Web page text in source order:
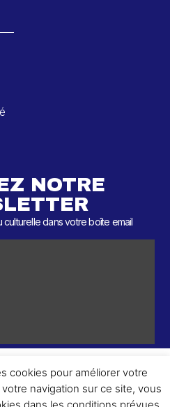
NOTRE
dans votre boîte email
– Tous droits réservés.
cookies pour améliorer votre
navigation sur ce site, vous